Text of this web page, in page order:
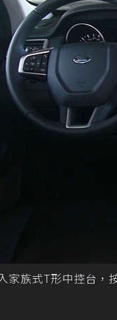
家族式T形中控台，